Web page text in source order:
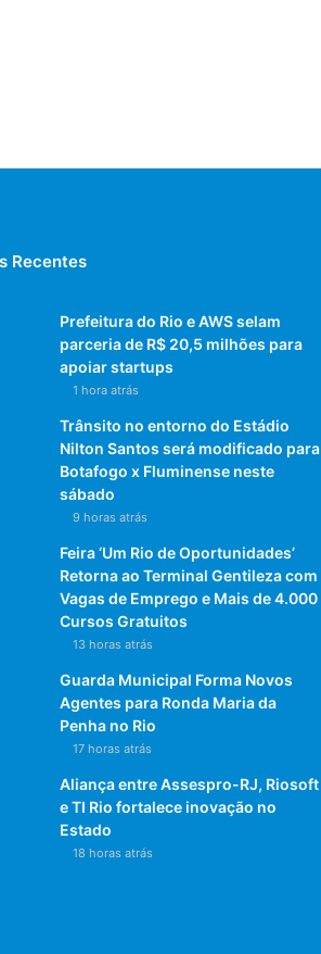
Recentes
Prefeitura do Rio e AWS selam
parceria de R$ 20,5 milhões para
apoiar startups
1 hora atrás
Trânsito no entorno do Estádio
Nilton Santos será modificado para
Botafogo x Fluminense neste
sábado
9 horas atrás
Feira ‘Um Rio de Oportunidades’
Retorna ao Terminal Gentileza com
Vagas de Emprego e Mais de 4.000
Cursos Gratuitos
13 horas atrás
Guarda Municipal Forma Novos
Agentes para Ronda Maria da
Penha no Rio
17 horas atrás
Aliança entre Assespro-RJ, Riosoft
e TI Rio fortalece inovação no
Estado
18 horas atrás